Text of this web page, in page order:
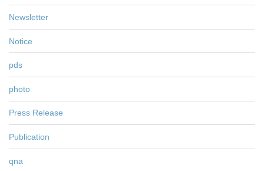
Newsletter
Notice
pds
photo
Press Release
Publication
qna